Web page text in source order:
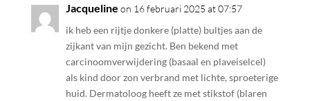
Jacqueline on 16 februari 2025 at 07:57
ik heb een rijtje donkere (platte) bultjes aan de
zijkant van mijn gezicht. Ben bekend met
carcinoomverwijdering (basaal en plaveiselcel)
als kind door zon verbrand met lichte, sproeterige
huid. Dermatoloog heeft ze met stikstof (blaren